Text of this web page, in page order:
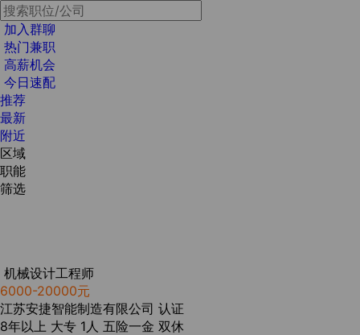
加入群聊
热门兼职
高薪机会
今日速配
推荐
最新
附近
区域
职能
筛选
机械设计工程师
6000-20000元
江苏安捷智能制造有限公司 认证
8年以上 大专 1人 五险一金 双休